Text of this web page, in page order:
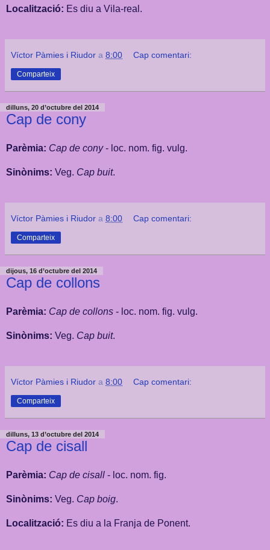
Localització: Es diu a Vila-real.
Víctor Pàmies i Riudor a 8:00 Cap comentari:
Comparteix
dilluns, 20 d’octubre del 2014
Cap de cony
Parèmia: Cap de cony- loc. nom. fig. vulg.
Sinònims: Veg. Cap buit.
Víctor Pàmies i Riudor a 8:00 Cap comentari:
Comparteix
dijous, 16 d’octubre del 2014
Cap de collons
Parèmia: Cap de collons - loc. nom. fig. vulg.
Sinònims: Veg. Cap buit.
Víctor Pàmies i Riudor a 8:00 Cap comentari:
Comparteix
dilluns, 13 d’octubre del 2014
Cap de cisall
Parèmia: Cap de cisall - loc. nom. fig.
Sinònims: Veg. Cap boig.
Localització: Es diu a la Franja de Ponent.